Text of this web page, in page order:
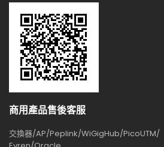
商用產品售後客服
交換器/AP/Peplink/WiGigHub/PicoUTM/